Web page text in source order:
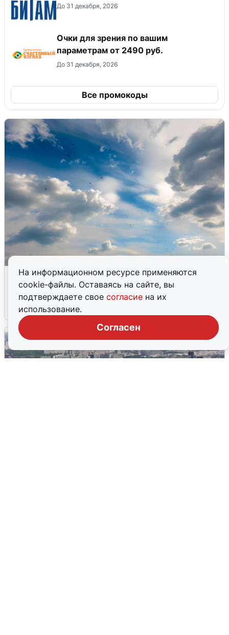
На информационном ресурсе применяются
cookie-файлы. Оставаясь на сайте, вы
подтверждаете свое согласие на их
использование.
Согласен
До 31 декабря, 2026
Очки для зрения по вашим
параметрам от 2490 руб.
До 31 декабря, 2026
Все промокоды
МЧС ответило на сообщения о
грохоте в Москве
7 августа 0